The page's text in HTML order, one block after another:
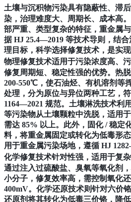
土壤与沉积物污染具有隐蔽性、滞
染，治理难度大、周期长、成本高
部严重、类型复杂的特征，重金属
据 HJ 25.4—2019 等技术导则，结
理目标，科学选择修复技术，是实
物理修复技术适用于污染浓度高、
修复周期短、稳定性强的优势。热
200-550℃，使石油烃、有机溶剂等
处理，分为原位与异位两种工艺，
1164—2021 规范。土壤淋洗技术利
等污染物从土壤颗粒中洗脱，适用
需达 85% 以上。此外，固化 / 稳定
料，将重金属固定或转化为低毒形
用于重金属污染场地，遵循 HJ
化学修复技术针对性强，适用于复
通过注入过硫酸盐、臭氧等氧化剂
小分子，修复效率高，需控制氧化
400mV。化学还原技术则针对六价
还原剂将其转化为低毒三价铬，降